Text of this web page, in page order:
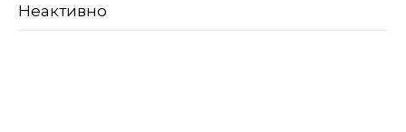
Неактивно